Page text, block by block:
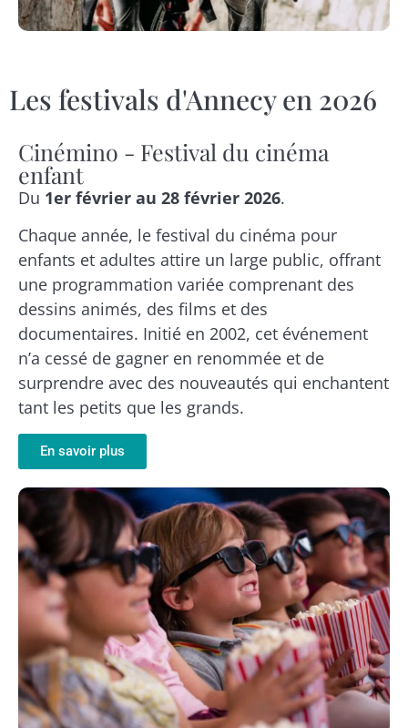
Les festivals d'Annecy en 2026
Cinémino - Festival du cinéma
enfant
Du 1er février au 28 février 2026.
Chaque année, le festival du cinéma pour
enfants et adultes attire un large public, offrant
une programmation variée comprenant des
dessins animés, des films et des
documentaires. Initié en 2002, cet événement
n’a cessé de gagner en renommée et de
surprendre avec des nouveautés qui enchantent
tant les petits que les grands.
En savoir plus